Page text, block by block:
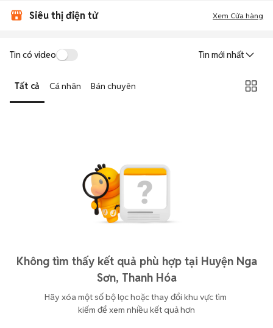
Siêu thị điện tử Xem Cửa hàng
Tin có video Tin mới nhất
Tất cả Cá nhân Bán chuyên
Không tìm thấy kết quả phù hợp tại Huyện Nga
Sơn, Thanh Hóa
Hãy xóa một số bộ lọc hoặc thay đổi khu vực tìm
kiếm để xem nhiều kết quả hơn